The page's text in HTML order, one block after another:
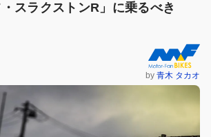
・スラクストンR」に乗るべき
by 青木 タカオ